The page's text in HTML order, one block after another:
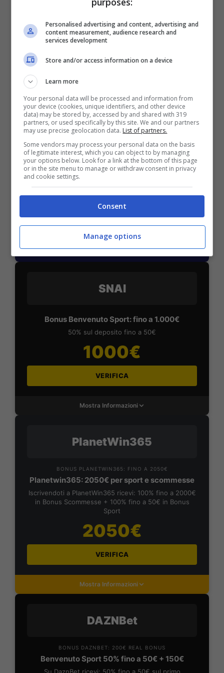
2050€
VERIFICA
Fino a 2050€ bonus scommesse e sport
Per i nuovi utenti della piattaforma: 100% fino a 50€ in
Bonus Scommesse + 100% fino a 2000€ in Bonus
2050€
SNAI
Bonus Benvenuto Sport: fino a 1.000€
50% sul deposito fino a 50€
1000€
VERIFICA
Mostra Informazioni
PlanetWin365
BONUS PLANETWIN365: FINO A 2050€
Planetwin365: 2050€ per sport e scommesse
Iscrivendoti a PlanetWin365 ricevi: 100% fino a 2000€
in Bonus Scommesse + 100% fino a 50€ in Bonus
Sport
2050€
VERIFICA
Mostra Informazioni
DAZNBet
BONUS DAZNBET: 200€ REAL BONUS
Benvenuto Sport 50% fino a 50€ + 150€
Personalised advertising and content, advertising and
content measurement, audience research and
services development
Store and/or access information on a device
Learn more
Your personal data will be processed and information from
your device (cookies, unique identifiers, and other device
data) may be stored by, accessed by and shared with 319
partners, or used specifically by this site. We and our partners
may use precise geolocation data. List of partners.
Some vendors may process your personal data on the basis
of legitimate interest, which you can object to by managing
your options below. Look for a link at the bottom of this page
or in the site menu to manage or withdraw consent in privacy
and cookie settings.
Consent
Manage options